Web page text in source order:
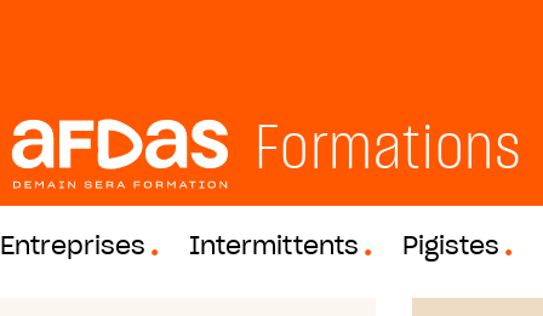
Formations
Entreprises Intermittents Pigistes